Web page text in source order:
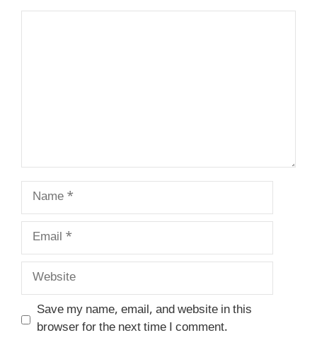
Name
Email
Website
Save my name, email, and website in this
browser for the next time I comment.